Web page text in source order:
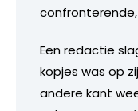
Een redactie
kopjes was op
andere kant